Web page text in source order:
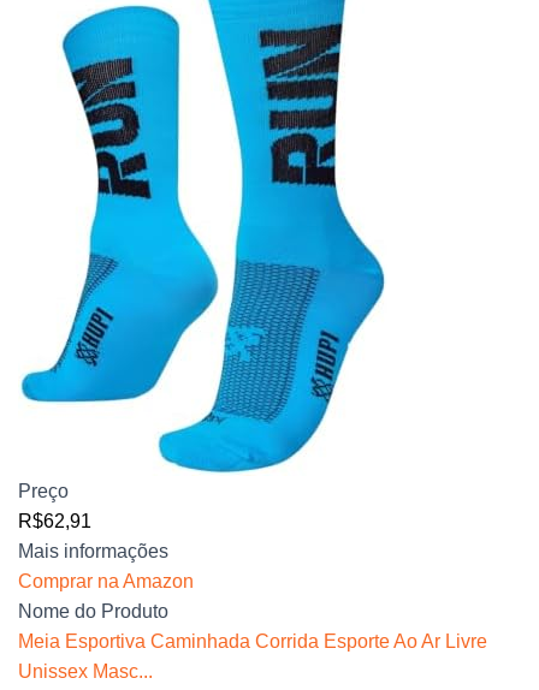
Preço
R$62,91
Mais informações
Comprar na Amazon
Nome do Produto
Meia Esportiva Caminhada Corrida Esporte Ao Ar Livre
Unissex Masc...